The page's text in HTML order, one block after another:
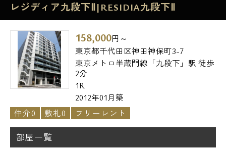
レジディア九段下Ⅱ|RESIDIA九段下Ⅱ
158,000円～
東京都千代田区神田神保町3-7
東京メトロ半蔵門線「九段下」駅 徒歩
2分
1R
2012年01月築
仲介0
敷礼0 フリーレント
部屋一覧